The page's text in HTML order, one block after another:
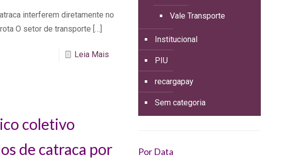
interferem diretamente no
O setor de transporte […]
Leia Mais
coletivo
de catraca por
Vale Transporte
Institucional
PIU
recargapay
Sem categoria
Por Data